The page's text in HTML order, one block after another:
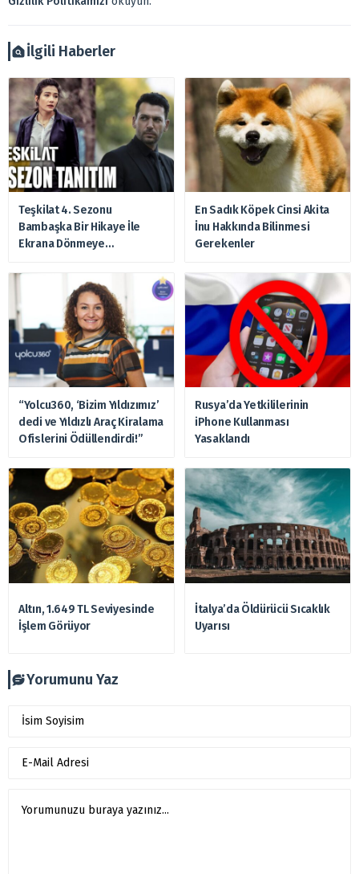
Ayrıca burada yer alan bilgilere dayanarak, yatırım kararı
zararlardan, arztakvimi.com.tr sorumlu tutulamaz.
İlgili Haberler
Teşkilat 4. Sezonu
Bambaşka Bir Hikaye İle
Ekrana Dönmeye
En Sadık Köpek Cinsi Akita
İnu Hakkında Bilinmesi
Gerekenler
“Yolcu360, ‘Bizim Yıldızımız’
dedi ve Yıldızlı Araç Kiralama
Ofislerini Ödüllendirdi!”
Rusya’da Yetkililerinin
iPhone Kullanması
Yasaklandı
Altın, 1.649 TL Seviyesinde
İşlem Görüyor
İtalya’da Öldürücü Sıcaklık
Uyarısı
Yorumunu Yaz